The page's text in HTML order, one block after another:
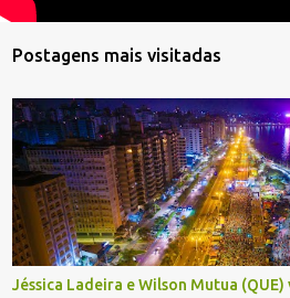
Postagens mais visitadas
Jéssica Ladeira e Wilson Mutua (QUE)